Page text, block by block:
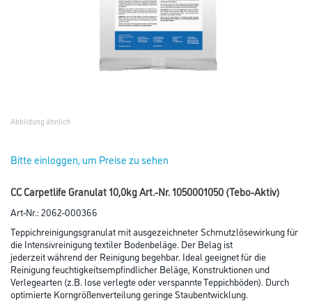
Abbildung ähnlich
Bitte einloggen, um Preise zu sehen
CC Carpetlife Granulat 10,0kg Art.-Nr. 1050001050 (Tebo-Aktiv)
Art-Nr.:2062-000366
Teppichreinigungsgranulat mit ausgezeichneter Schmutzlösewirkung für
die Intensivreinigung textiler Bodenbeläge. Der Belag ist
jederzeit während der Reinigung begehbar. Ideal geeignet für die
Reinigung feuchtigkeitsempfindlicher Beläge, Konstruktionen und
Verlegearten (z.B. lose verlegte oder verspannte Teppichböden). Durch
optimierte Korngrößenverteilung geringe Staubentwicklung.